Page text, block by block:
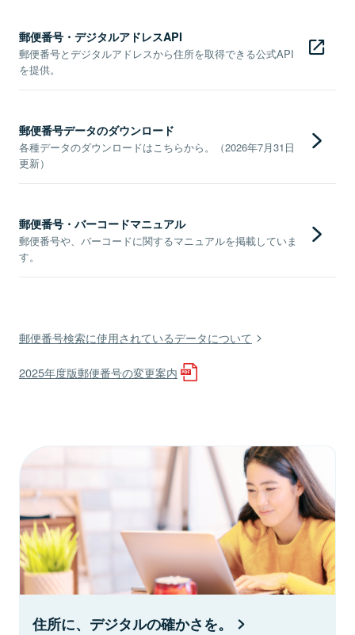
郵便番号・デジタルアドレスAPI
郵便番号とデジタルアドレスから住所を取得できる公式API
を提供。
郵便番号データのダウンロード
各種データのダウンロードはこちらから。（2026年7月31日
更新）
郵便番号・バーコードマニュアル
郵便番号や、バーコードに関するマニュアルを掲載していま
す。
郵便番号検索に使用されているデータについて
2025年度版郵便番号の変更案内
住所に、デジタルの確かさを。